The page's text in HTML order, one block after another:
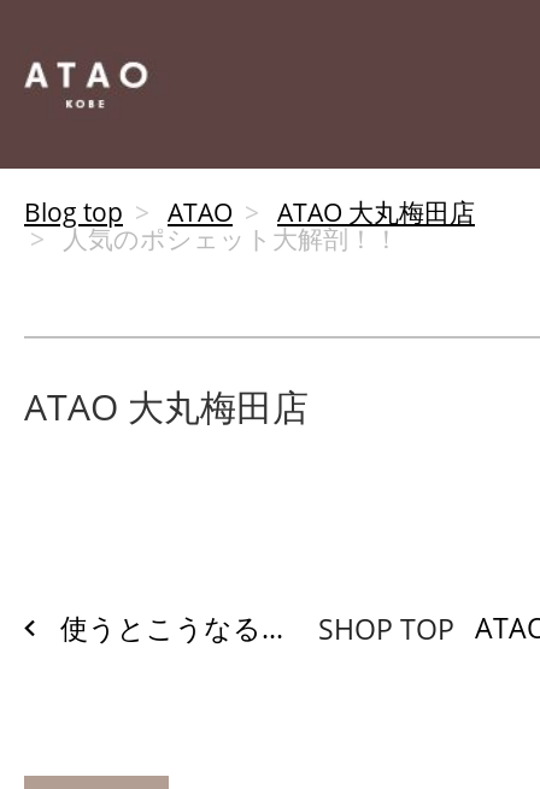
Blog top ATAO ATAO 大丸梅田店
人気のポシェット大解剖！！
ATAO 大丸梅田店
使うとこうなる... SHOP TOP